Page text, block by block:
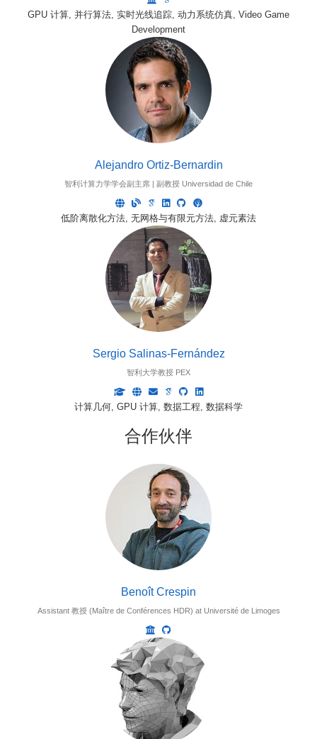
GPU 计算, 并行算法, 实时光线追踪, 动力系统仿真, Video Game
Development
Alejandro Ortiz-Bernardin
智利计算力学学会副主席 | 副教授 Universidad de Chile
低阶离散化方法, 无网格与有限元方法, 虚元素法
Sergio Salinas-Fernández
智利大学教授 PEX
计算几何, GPU 计算, 数据工程, 数据科学
合作伙伴
Benoît Crespin
Assistant 教授 (Maître de Conférences HDR) at Université de Limoges